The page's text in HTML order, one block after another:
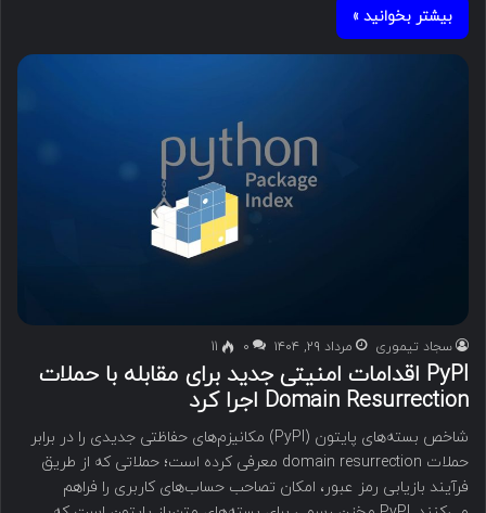
بیشتر بخوانید »
سجاد تیموری مرداد ۲۹, ۱۴۰۴ ۰ 11
PyPI اقدامات امنیتی جدید برای مقابله با حملات
Domain Resurrection اجرا کرد
شاخص بسته‌های پایتون (PyPI) مکانیزم‌های حفاظتی جدیدی را در برابر
حملات domain resurrection معرفی کرده است؛ حملاتی که از طریق
فرآیند بازیابی رمز عبور، امکان تصاحب حساب‌های کاربری را فراهم